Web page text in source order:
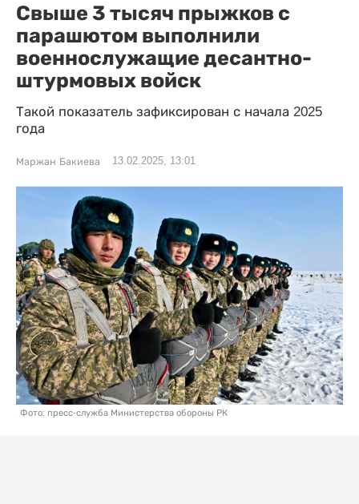
Свыше 3 тысяч прыжков с
парашютом выполнили
военнослужащие десантно-
штурмовых войск
Такой показатель зафиксирован с начала 2025
года
Маржан Бакиева 13.02.2025, 13:01
Фото: пресс-служба Министерства обороны РК